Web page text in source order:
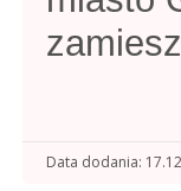
Data dodania